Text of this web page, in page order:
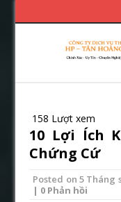
158 Lượt xem
10 Lợi Ích
Chứng Cứ
Posted on5 Tháng
| 0 Phản hồi